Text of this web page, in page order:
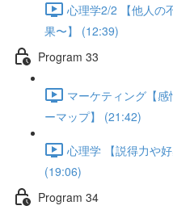
心理学2/2 【他人の
果〜】 (12:39)
Program 33
マーケティング【
ーマップ】 (21:42)
心理学 【説得力や
(19:06)
Program 34